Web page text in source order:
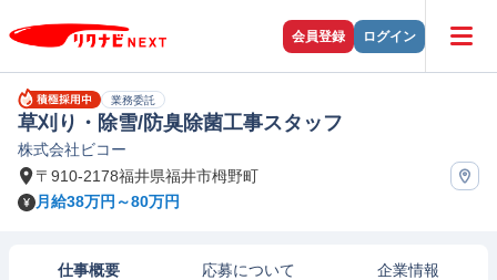
会員登録 ログイン
業務委託
草刈り・除雪/防臭除菌工事スタッフ
株式会社ビコー
〒910-2178福井県福井市栂野町
月給38万円～80万円
仕事概要 応募について 企業情報